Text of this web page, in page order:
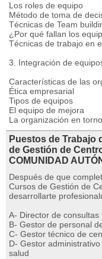
Los roles de equipo
Método de toma de
Técnicas de Team
¿Por qué fallan los
Técnicas de trabajo en
3. Integración de
Características de las
Ética empresarial
Tipos de equipos
El equipo de mejora
La organización en
Puestos de Trabajo
de Gestión de
COMUNIDAD
Después de que
Cursos de Gestión de
desarrollarte
A- Director de
B- Gestor de personal
C- Gestor técnico de
D- Gestor
salud